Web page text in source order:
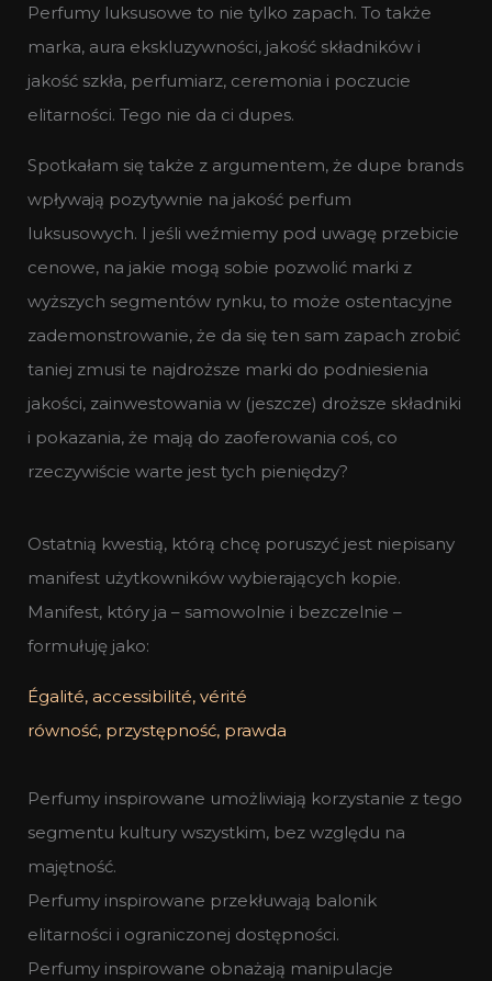
Perfumy luksusowe to nie tylko zapach. To także
marka, aura ekskluzywności, jakość składników i
jakość szkła, perfumiarz, ceremonia i poczucie
elitarności. Tego nie da ci dupes.
Spotkałam się także z argumentem, że dupe brands
wpływają pozytywnie na jakość perfum
luksusowych. I jeśli weźmiemy pod uwagę przebicie
cenowe, na jakie mogą sobie pozwolić marki z
wyższych segmentów rynku, to może ostentacyjne
zademonstrowanie, że da się ten sam zapach zrobić
taniej zmusi te najdroższe marki do podniesienia
jakości, zainwestowania w (jeszcze) droższe składniki
i pokazania, że mają do zaoferowania coś, co
rzeczywiście warte jest tych pieniędzy?
Ostatnią kwestią, którą chcę poruszyć jest niepisany
manifest użytkowników wybierających kopie.
Manifest, który ja – samowolnie i bezczelnie –
formułuję jako:
Égalité, accessibilité, vérité
równość, przystępność, prawda
Perfumy inspirowane umożliwiają korzystanie z tego
segmentu kultury wszystkim, bez względu na
majętność.
Perfumy inspirowane przekłuwają balonik
elitarności i ograniczonej dostępności.
Perfumy inspirowane obnażają manipulacje